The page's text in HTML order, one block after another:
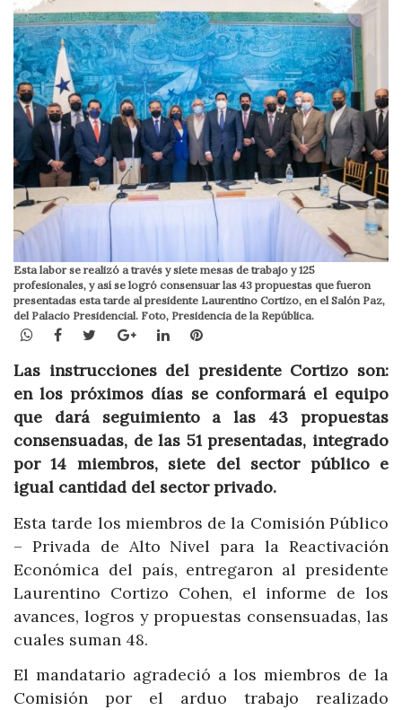
Esta labor se realizó a través y siete mesas de trabajo y 125
profesionales, y así se logró consensuar las 43 propuestas que fueron
presentadas esta tarde al presidente Laurentino Cortizo, en el Salón Paz,
del Palacio Presidencial. Foto, Presidencia de la República.
WhatsApp
Facebook
TwitterGoogle+LinkedInPinterest
Las instrucciones del presidente Cortizo son:
en los próximos días se conformará el equipo
que dará seguimiento a las 43 propuestas
consensuadas, de las 51 presentadas, integrado
por 14 miembros, siete del sector público e
igual cantidad del sector privado.
Esta tarde los miembros de la Comisión Público
– Privada de Alto Nivel para la Reactivación
Económica del país, entregaron al presidente
Laurentino Cortizo Cohen, el informe de los
avances, logros y propuestas consensuadas, las
cuales suman 48.
El mandatario agradeció a los miembros de la
Comisión por el arduo trabajo realizado